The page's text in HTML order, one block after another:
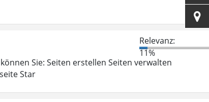
Relevanz:
11%
Sie: Seiten erstellen Seiten verwalten
Star
